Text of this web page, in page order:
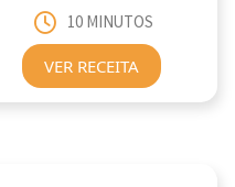
10 MINUTOS
VER RECEITA